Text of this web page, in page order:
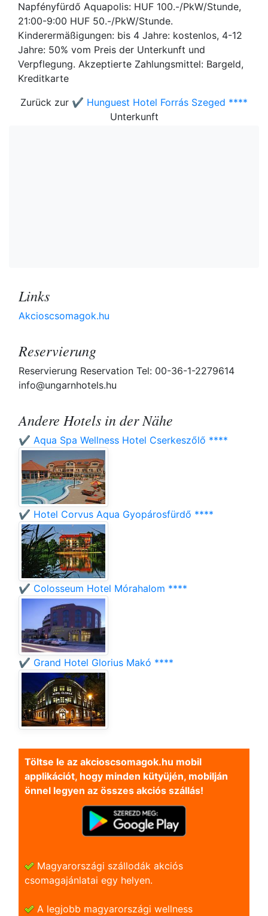
Napfényfürdő Aquapolis: HUF 100.-/PkW/Stunde,
21:00-9:00 HUF 50.-/PkW/Stunde.
Kinderermäßigungen: bis 4 Jahre: kostenlos, 4-12
Jahre: 50% vom Preis der Unterkunft und
Verpflegung. Akzeptierte Zahlungsmittel: Bargeld,
Kreditkarte
Zurück zur ✔️ Hunguest Hotel Forrás Szeged ****
Unterkunft
Links
Akcioscsomagok.hu
Reservierung
Reservierung Reservation Tel: 00-36-1-2279614
info@ungarnhotels.hu
Andere Hotels in der Nähe
✔️ Aqua Spa Wellness Hotel Cserkeszőlő ****
✔️ Hotel Corvus Aqua Gyopárosfürdő ****
✔️ Colosseum Hotel Mórahalom ****
✔️ Grand Hotel Glorius Makó ****
Töltse le az akcioscsomagok.hu mobil
applikációt, hogy minden kütyüjén, mobilján
önnel legyen az összes akciós szállás!
Magyarországi szállodák akciós
csomagajánlatai egy helyen.
A legjobb magyarországi wellness